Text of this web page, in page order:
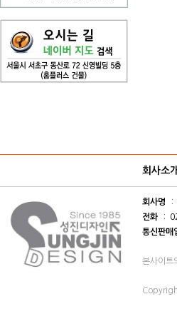
회사소개
회사명 :
전화
:
통신판매
본사이트